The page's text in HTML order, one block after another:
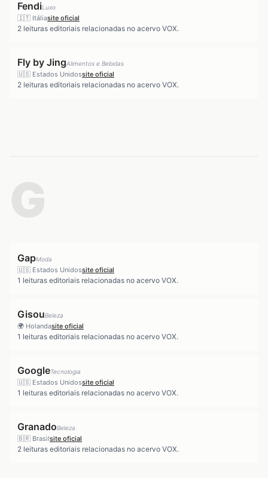
FendiLuxo
🇮🇹 Itáliasite oficial
2 leituras editoriais relacionadas no acervo VOX.
Fly by JingAlimentos e Bebidas
🇺🇸 Estados Unidossite oficial
2 leituras editoriais relacionadas no acervo VOX.
GapModa
🇺🇸 Estados Unidossite oficial
1 leituras editoriais relacionadas no acervo VOX.
GisouBeleza
🌍 Holandasite oficial
1 leituras editoriais relacionadas no acervo VOX.
GoogleTecnologia
🇺🇸 Estados Unidossite oficial
1 leituras editoriais relacionadas no acervo VOX.
GranadoBeleza
🇧🇷 Brasilsite oficial
2 leituras editoriais relacionadas no acervo VOX.